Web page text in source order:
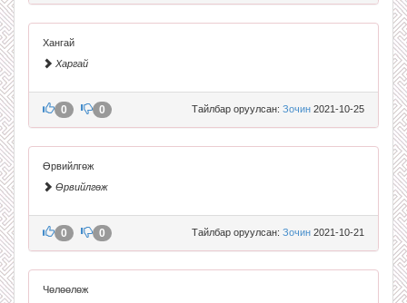
Хангай
Харгай
Тайлбар оруулсан: Зочин 2021-10-25
0 0
Өрвийлгөж
Өрвийлгөж
Тайлбар оруулсан: Зочин 2021-10-21
0 0
Чөлөөлөж